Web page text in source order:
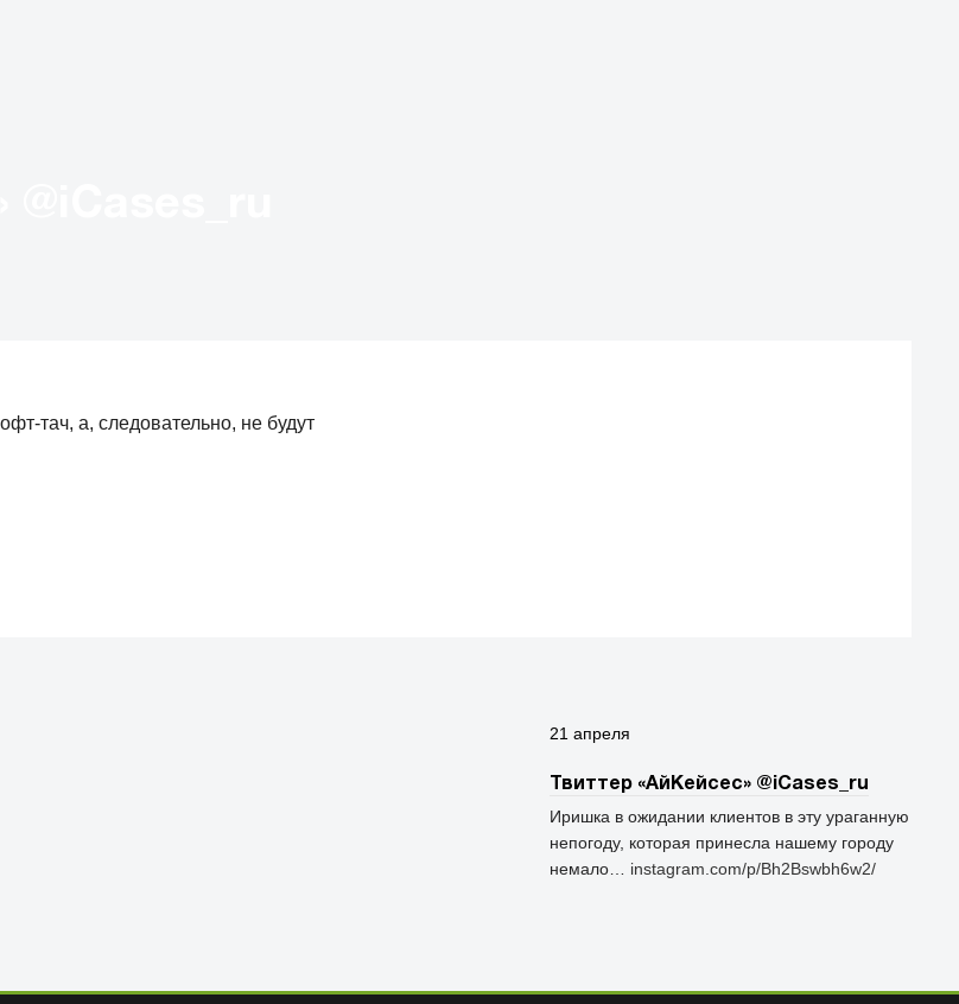
тач, а, следовательно, не будут
21 апреля
Твиттер «АйКейсес» ‏@iCases_ru
Иришка в ожидании клиентов в эту ураганную
непогоду, которая принесла нашему городу
немало… instagram.com/p/Bh2Bswbh6w2/